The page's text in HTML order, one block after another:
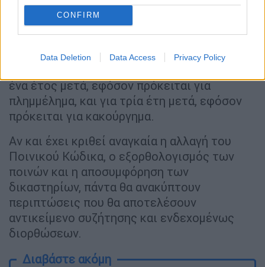
CONFIRM
Data Deletion Data Access Privacy Policy
ΠΑΛΙΟΣ ΚΩΔΙΚΑΣ:«Η προθεσμία παραγραφής
των εγκλημάτων που προβλέπονται στα
άρθρα (…) 351Α (το επίμαχο), όταν αυτά
στρέφονται κατά ανηλίκων, αναστέλλεται
ένα έτος μετά, εφόσον πρόκειται για
πλημμέλημα, και για τρία έτη μετά, εφόσον
πρόκειται για κακούργημα.
Αν και έχει κριθεί αναγκαία η αλλαγή του
Ποινικού Κώδικα, ο εξορθολογισμός των
ποινών και η αποσυμφόρηση των
δικαστηρίων, πάντα θα ανακύπτουν
περιπτώσεις που θα αποτελέσουν
αντικείμενο συζήτησης και ενδεχομένως
διορθώσεων.
Διαβάστε ακόμη